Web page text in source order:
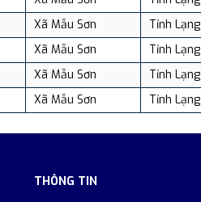
Xã Mẫu Sơn
Tỉnh
Xã Mẫu Sơn
Tỉnh
Xã Mẫu Sơn
Tỉnh
Xã Mẫu Sơn Tỉnh
THÔNG TIN